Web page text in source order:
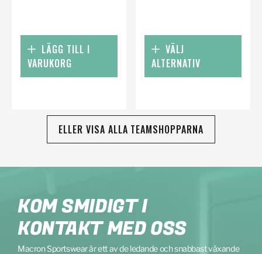
LÄGG TILL I
VARUKORG
VÄLJ
ALTERNATIV
ELLER VISA ALLA TEAMSHOPPARNA
KOM SMIDIGT I
KONTAKT MED OSS
Macron Sportswear är ett av de ledande och snabbast växande